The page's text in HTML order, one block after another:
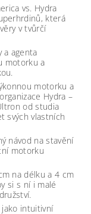
vs. Hydra
která
v tvůrčí
a agenta
motorku a
motorku a
Hydra –
od studia
svých vlastních
návod na stavění
motorku
na délku a 4 cm
si s ní i malé
jako intuitivní